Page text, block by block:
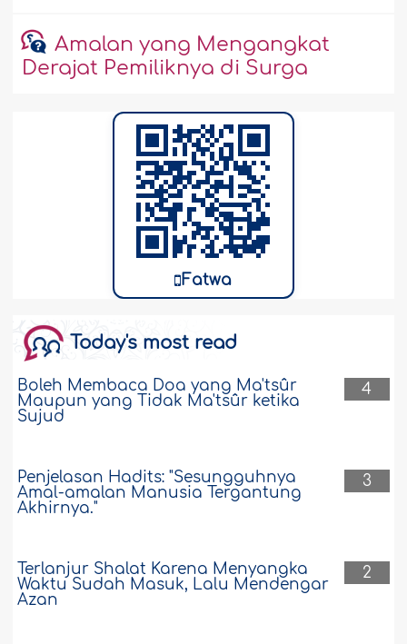
Amalan yang Mengangkat
Derajat Pemiliknya di Surga
Fatwa
Today's most read
4
Boleh Membaca Doa yang Ma'tsûr
Maupun yang Tidak Ma'tsûr ketika
Sujud
3
Penjelasan Hadits: "Sesungguhnya
Amal-amalan Manusia Tergantung
Akhirnya."
2
Terlanjur Shalat Karena Menyangka
Waktu Sudah Masuk, Lalu Mendengar
Azan